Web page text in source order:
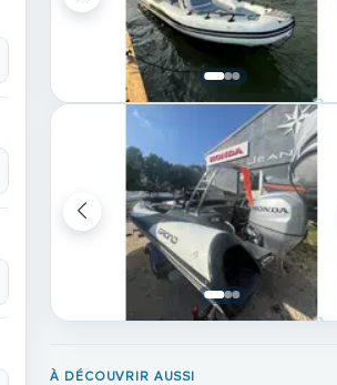
À DÉCOUVRIR AUSSI